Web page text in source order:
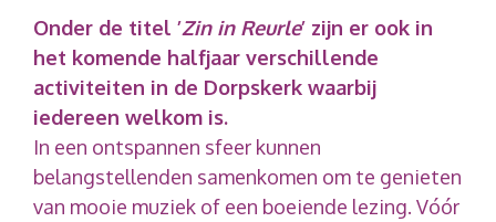
Onder de titel ’Zin in Reurle’ zijn er ook in
het komende halfjaar verschillende
activiteiten in de Dorpskerk waarbij
iedereen welkom is.
In een ontspannen sfeer kunnen
belangstellenden samenkomen om te genieten
van mooie muziek of een boeiende lezing. Vóór